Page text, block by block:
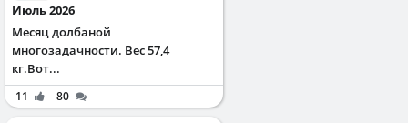
Июль 2026
Месяц долбаной
многозадачности. Вес 57,4
кг.Вот...
11 80